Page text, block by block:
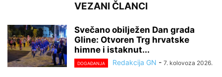
VEZANI ČLANCI
Svečano obilježen Dan grada
Gline: Otvoren Trg hrvatske
himne i istaknut...
DOGAĐANJA Redakcija GN - 7. kolovoza 2026.